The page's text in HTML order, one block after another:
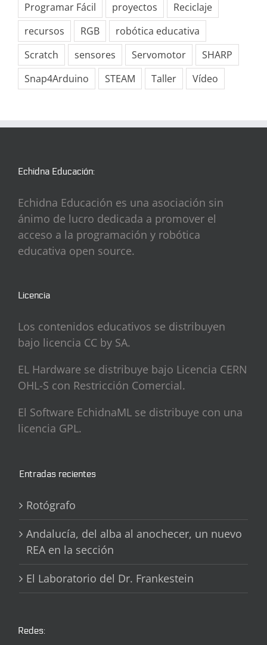
Programar Fácil
proyectos
Reciclaje
recursos
RGB
robótica educativa
Scratch
sensores Servomotor
SHARP
Snap4Arduino
STEAM Taller Vídeo
Echidna Educación:
Echidna Educación es una asociación sin
ánimo de lucro dedicada a promover el
acceso a la programación y robótica
educativa open source.
Licencia
Los contenidos educativos se distribuyen
bajo licencia CC by SA.
EL Hardware se distribuye bajo Licencia CERN
OHL-S con Restricción Comercial.
El Software EchidnaML se distribuye con una
licencia GPL.
Entradas recientes
Rotógrafo
Andalucía, del alba al anochecer, un nuevo
REA en la sección
El Laboratorio del Dr. Frankestein
Redes: